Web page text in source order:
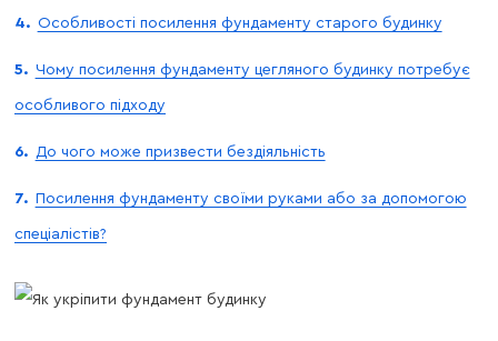
Особливості посилення фундаменту старого будинку
Чому посилення фундаменту цегляного будинку потребує
особливого підходу
До чого може призвести бездіяльність
Посилення фундаменту своїми руками або за допомогою
спеціалістів?